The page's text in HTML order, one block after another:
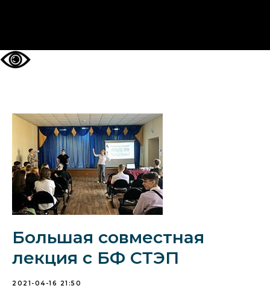
Большая совместная
лекция с БФ СТЭП
2021-04-16 21:50